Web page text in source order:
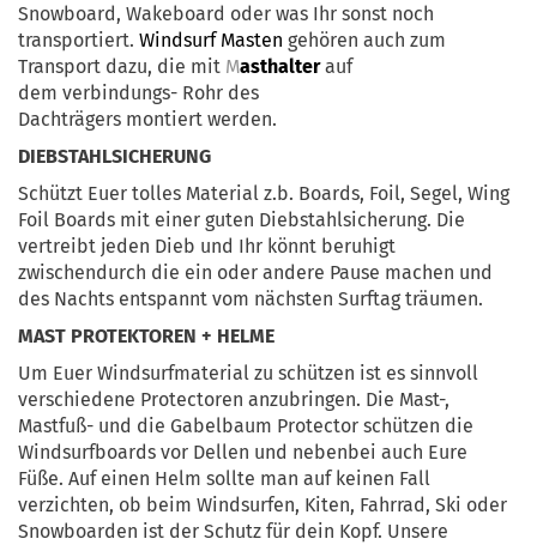
Snowboard, Wakeboard oder was Ihr sonst noch
transportiert. Windsurf Masten gehören auch zum
Transport dazu, die mit Masthalterauf
dem verbindungs- Rohr des
Dachträgers montiert werden.
DIEBSTAHLSICHERUNG
Schützt Euer tolles Material z.b. Boards, Foil, Segel, Wing
Foil Boards mit einer guten Diebstahlsicherung. Die
vertreibt jeden Dieb und Ihr könnt beruhigt
zwischendurch die ein oder andere Pause machen und
des Nachts entspannt vom nächsten Surftag träumen.
MAST PROTEKTOREN + HELME
Um Euer Windsurfmaterial zu schützen ist es sinnvoll
verschiedene Protectoren anzubringen. Die Mast-,
Mastfuß- und die Gabelbaum Protector schützen die
Windsurfboards vor Dellen und nebenbei auch Eure
Füße. Auf einen Helm sollte man auf keinen Fall
verzichten, ob beim Windsurfen, Kiten, Fahrrad, Ski oder
Snowboarden ist der Schutz für dein Kopf. Unsere